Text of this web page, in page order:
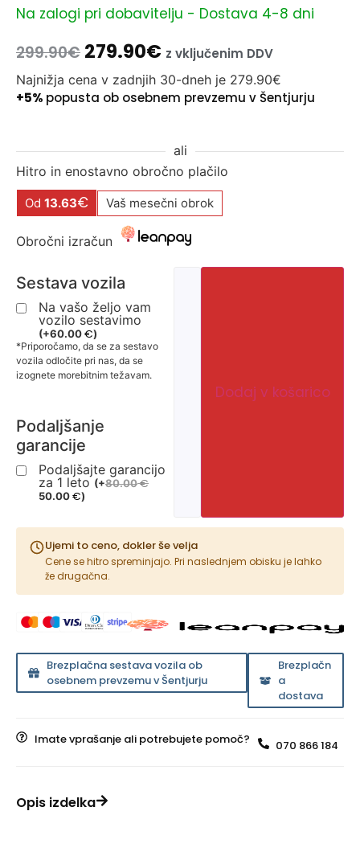
Na zalogi pri dobavitelju - Dostava 4-8 dni
299.90€ 279.90€ z vključenim DDV
Najnižja cena v zadnjih 30-dneh je 279.90€
+5% popusta ob osebnem prevzemu v Šentjurju
ali
Hitro in enostavno obročno plačilo
Od 13.63€ Vaš mesečni obrok
Obročni izračun
Sestava vozila
Na vašo željo vam
vozilo sestavimo
(+60.00€)
*Priporočamo, da se za sestavo
vozila odločite pri nas, da se
izognete morebitnim težavam.
Podaljšanje
garancije
Podaljšajte garancijo
za 1 leto (+80.00€
50.00€)
Dodaj v košarico
Ujemi to ceno, dokler še velja
Cene se hitro spreminjajo. Pri naslednjem obisku je lahko
že drugačna.
Brezplačna sestava vozila ob
osebnem prevzemu v Šentjurju
Brezplačn
a
dostava
Imate vprašanje ali potrebujete pomoč? 070 866 184
Opis izdelka